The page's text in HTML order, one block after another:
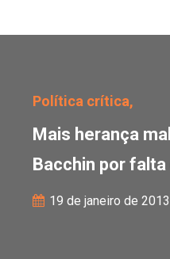
Política crítica,
Mais herança
Bacchin por falta
19 de janeiro de 2013